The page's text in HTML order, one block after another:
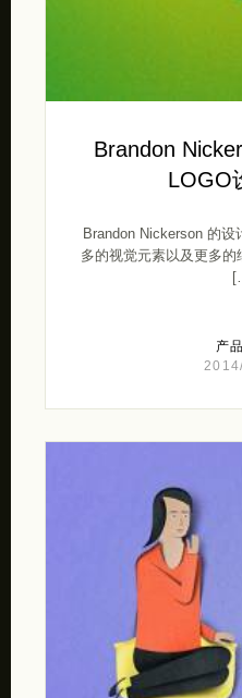
Brandon
LOGO
Brandon Nickerson 的
多的视觉元素以及更多
产